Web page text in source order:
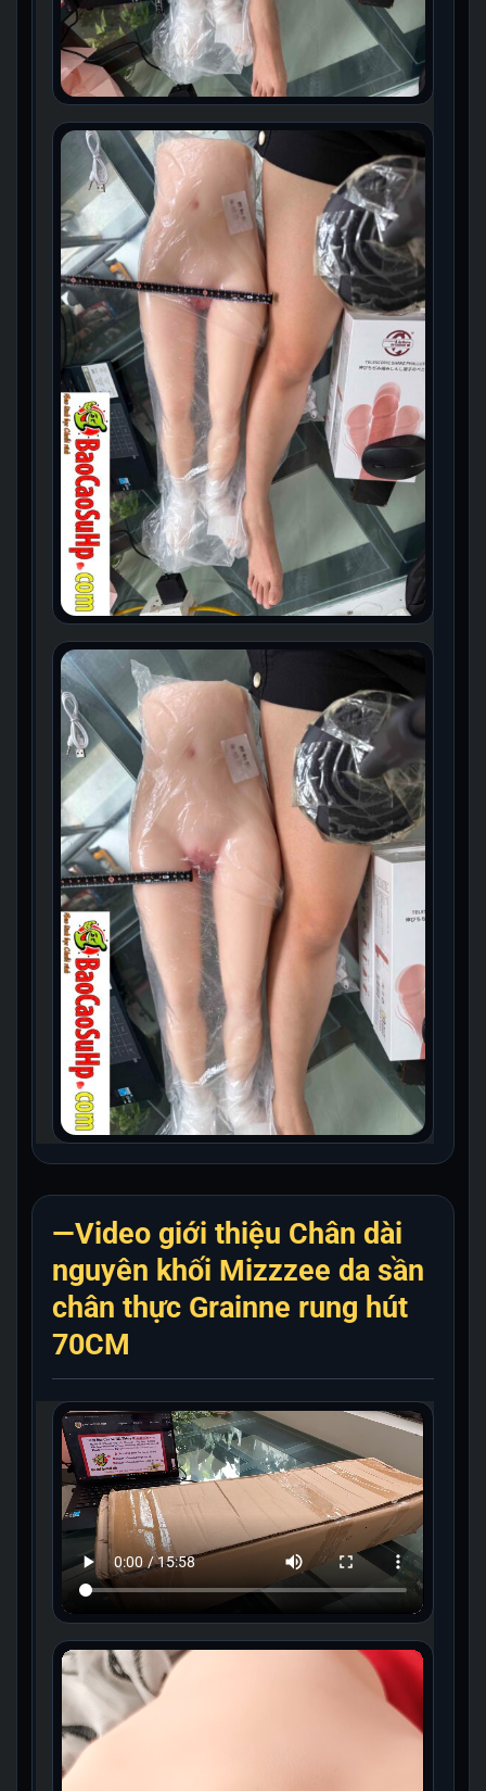
—Video giới thiệu Chân dài
nguyên khối Mizzzee da sần
chân thực Grainne rung hút
70CM